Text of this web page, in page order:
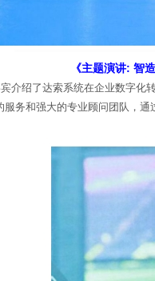
《主题演讲: 智
介绍了达索系统在企业数字
务和强大的专业顾问团队，